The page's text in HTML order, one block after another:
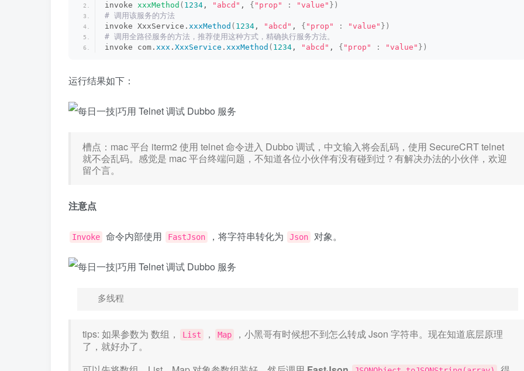
invoke xxxMethod ( 1234 , "abcd" , { "prop" : "value" })
# 调用该服务的方法
invoke XxxService. xxxMethod ( 1234 , "abcd" , { "prop" : "value" })
# 调用全路径服务的方法，推荐使用这种方式，精确执行服务方法。
invoke com. xxx . XxxService . xxxMethod ( 1234 , "abcd" , { "prop" : "value" })
运行结果如下：
槽点：mac 平台 iterm2 使用 telnet 命令进入 Dubbo 调试，中文输入将会乱码，使用 SecureCRT telnet
就不会乱码。感觉是 mac 平台终端问题，不知道各位小伙伴有没有碰到过？有解决办法的小伙伴，欢迎
留个言。
注意点
Invoke 命令内部使用 FastJson ，将字符串转化为 Json 对象。
多线程
tips: 如果参数为 数组， List ， Map
，小黑哥有时候想不到怎么转成 Json 字符串。现在知道底层原理
了，就好办了。